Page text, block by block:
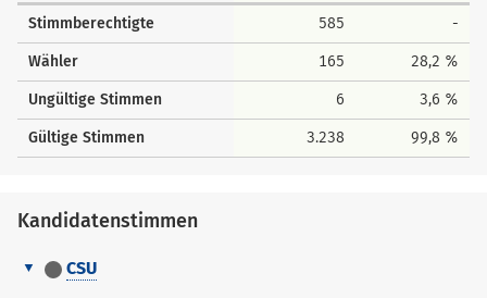
Stimmberechtigte 585 -
Wähler 165 28,2 %
Ungültige Stimmen 6 3,6 %
Gültige Stimmen 3.238 99,8 %
Kandidatenstimmen
CSU